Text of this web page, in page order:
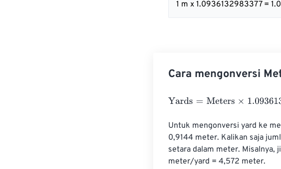
1 m x 1.0936132983377 =
Cara mengonversi
Yards= Meters×
Untuk mengonversi yard ke
0,9144 meter. Kalikan saja
setara dalam meter. Misalnya,
meter/yard = 4,572 meter.